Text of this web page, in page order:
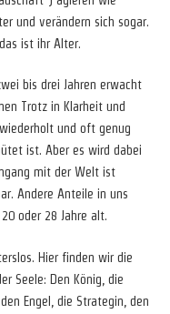
und verändern sich sogar.
ist ihr Alter.
bis drei Jahren erwacht
Trotz in Klarheit und
und oft genug
ist. Aber es wird dabei
mit der Welt ist
Andere Anteile in uns
oder 28 Jahre alt.
Hier finden wir die
Seele: Den König, die
Engel, die Strategin, den